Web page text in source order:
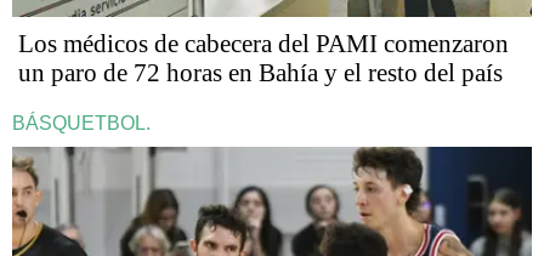
Los médicos de cabecera del PAMI comenzaron
un paro de 72 horas en Bahía y el resto del país
BÁSQUETBOL.